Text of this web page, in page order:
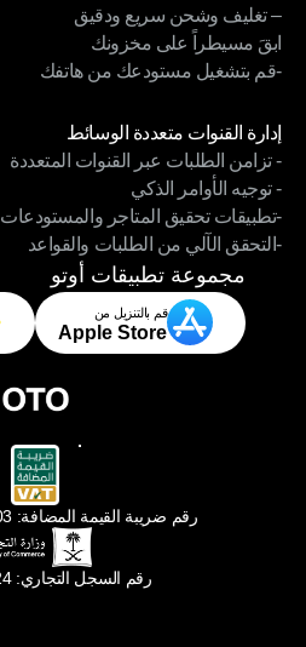
-اختيار أذكى، جهد أقل
– تغليف وشحن سريع ودقيق
– تغليف وشحن سريع ودقيق
ابقَ مسيطراً على مخزونك
ابقَ مسيطراً على مخزونك
-قم بتشغيل مستودعك من هاتفك
إدارة القنوات متعددة الوسائط
إدارة القنوات متعددة الوسائط
- تزامن الطلبات عبر القنوات المتعددة
- تزامن الطلبات عبر القنوات المتعددة
- توجيه الأوامر الذكي
- توجيه الأوامر الذكي
-تطبيقات تحقيق المتاجر والمستودعات
-تطبيقات تحقيق المتاجر والمستودعات
-التحقق الآلي من الطلبات والقواعد
-التحقق الآلي من الطلبات والقواعد
مجموعة تطبيقات أوتو
قم بالتنزيل من
Apple Store
رقم ضريبة القيمة المضافة: 310806962700003
رقم السجل التجاري: 7008564424